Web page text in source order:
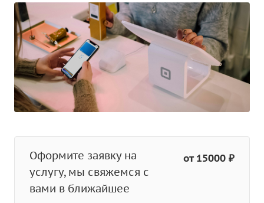
Оформите заявку на
услугу, мы свяжемся с
вами в ближайшее
от 15000 ₽